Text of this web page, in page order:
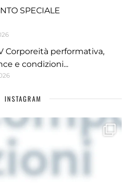
SPECIALE
Corporeità performativa,
e condizioni...
INSTAGRAM